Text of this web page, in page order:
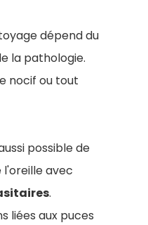
dépend du
la pathologie.
nocif ou tout
possible de
avec
.
liées aux puces